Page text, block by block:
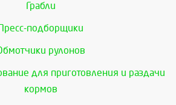
Грабли
подборщики
рулонов
для приготовления и раздачи
кормов